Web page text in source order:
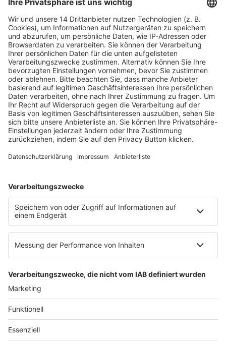
Fachmedien Recht und Wirtschaft
Ein Fachbereich der
dfv Mediengruppe
Mainzer Landstr. 251
60326 Frankfurt am Main
E-Mail:info@ruw.de
Web:https://www.ruw.de
AGB
Datenschutzerklärung
Genderhinweis
Cookie-Einstellungen